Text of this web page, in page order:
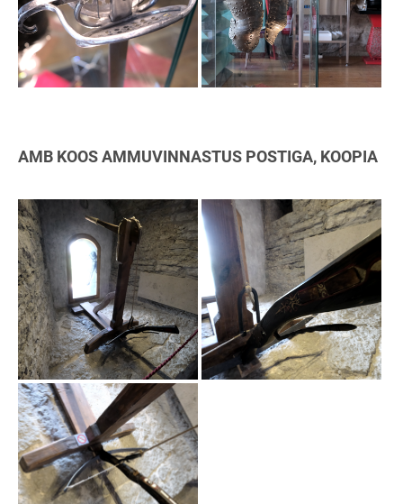
AMB KOOS AMMUVINNASTUS POSTIGA, KOOPIA